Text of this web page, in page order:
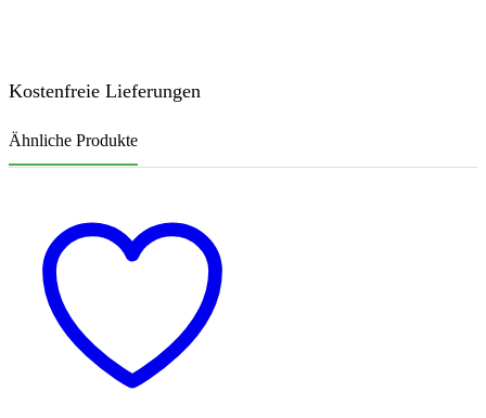
Kostenfreie Lieferungen
Ähnliche Produkte